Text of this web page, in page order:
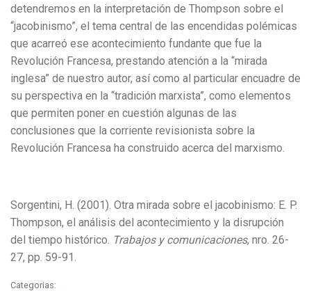
detendremos en la interpretación de Thompson sobre el
“jacobinismo”, el tema central de las encendidas polémicas
que acarreó ese acontecimiento fundante que fue la
Revolución Francesa, prestando atención a la “mirada
inglesa” de nuestro autor, así como al particular encuadre de
su perspectiva en la “tradición marxista”, como elementos
que permiten poner en cuestión algunas de las
conclusiones que la corriente revisionista sobre la
Revolución Francesa ha construido acerca del marxismo.
Sorgentini, H. (2001). Otra mirada sobre el jacobinismo: E. P.
Thompson, el análisis del acontecimiento y la disrupción
del tiempo histórico. Trabajos y comunicaciones, nro. 26-
27, pp. 59-91.
Categorias: